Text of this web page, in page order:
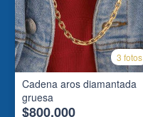
3 fotos
Cadena aros diamantada
gruesa
$800,000